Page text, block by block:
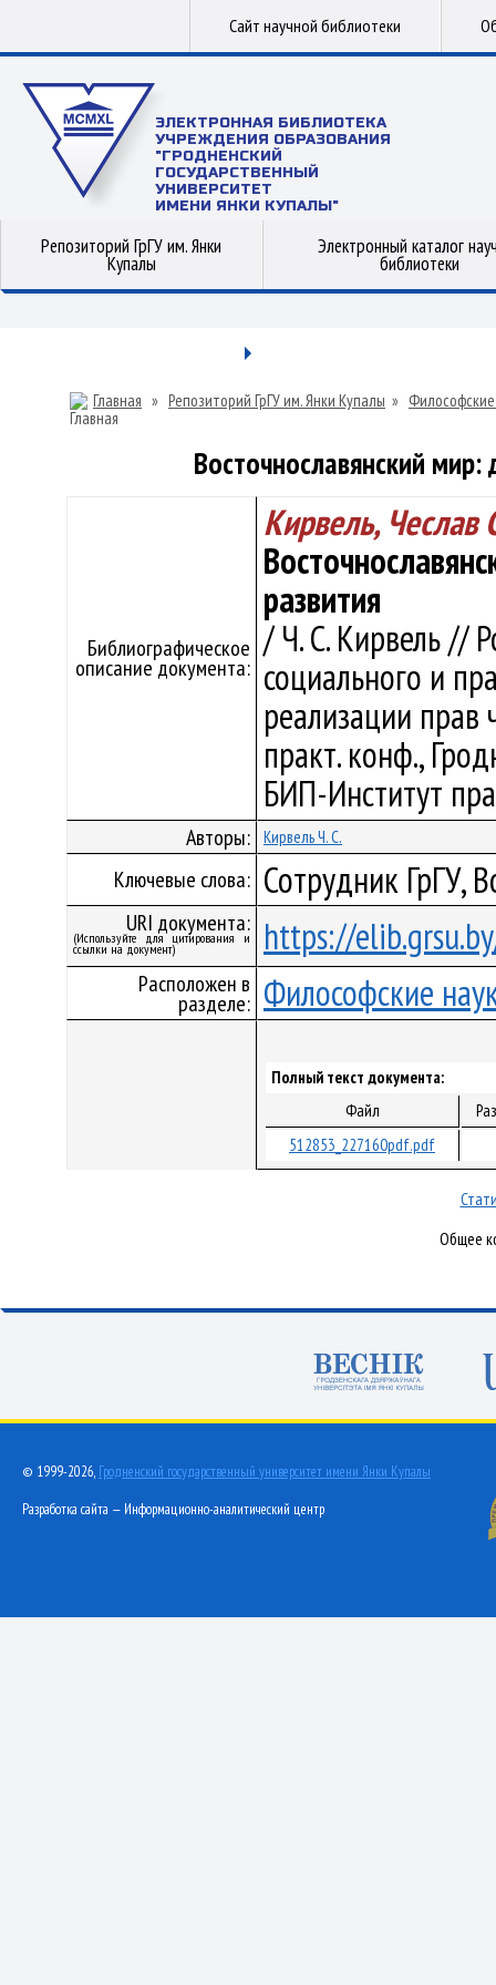
Сайт научной библиотеки
ЭЛЕКТРОННАЯ БИБЛИОТЕКА
УЧРЕЖДЕНИЯ ОБРАЗОВАНИЯ
"ГРОДНЕНСКИЙ
ГОСУДАРСТВЕННЫЙ
УНИВЕРСИТЕТ
ИМЕНИ ЯНКИ КУПАЛЫ"
Репозиторий ГрГУ им. Янки
Купалы
Электронный каталог
библиотеки
Главная » Репозиторий ГрГУ им. Янки Купалы »
Восточнославянский
Библиографическое
описание документа:
Кирвель, Чеслав
развития
/ Ч. С. Кирвель //
социального и
реализации прав
практ. конф.,
БИП-Институт
Авторы: Кирвель Ч. С.
Ключевые слова: Сотрудник ГрГУ,
URI документа:
(Используйте для цитирования и
ссылки на документ) https://
Расположен в
разделе: Философские
Полный текст документа:
Файл
512853_227160pdf.pdf
Общее
© 1999-2026, Гродненский государственный университет имени Янки Купалы
Разработка сайта — Информационно-аналитический центр